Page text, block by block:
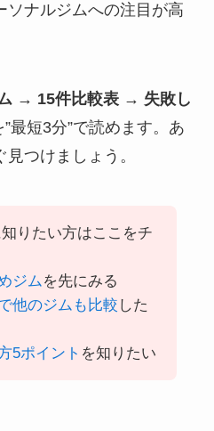
ソナルジムへの注目が高
→ 15件比較表 → 失敗し
”最短3分”で読めます。あ
つけましょう。
りたい方はここをチ
ジムを先にみる
他のジムも比較 した
5ポイント を知りたい